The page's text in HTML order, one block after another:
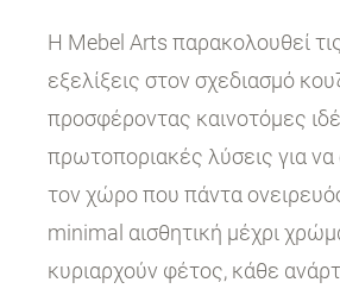
Η Mebel Arts παρακολουθεί
εξελίξεις στον σχεδιασμό
προσφέροντας καινοτόμες
πρωτοποριακές λύσεις για
τον χώρο που πάντα
minimal αισθητική μέχρι
κυριαρχούν φέτος, κάθε